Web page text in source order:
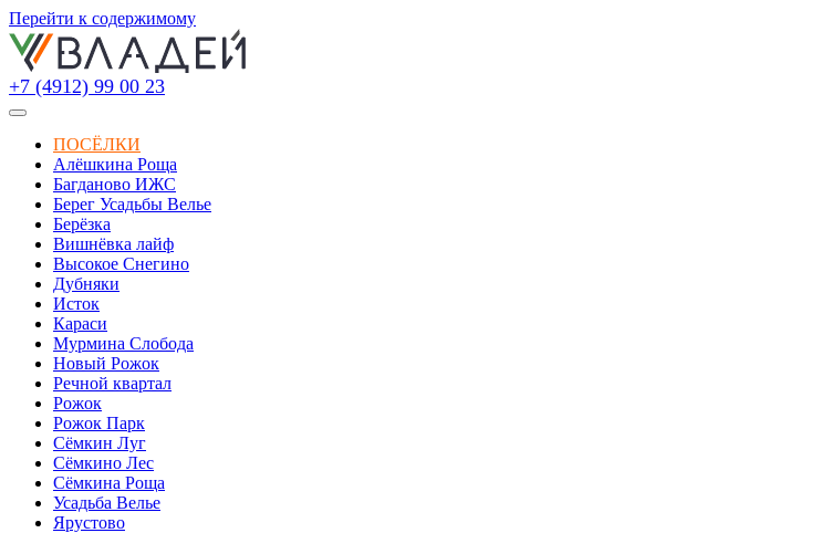
Перейти к содержимому
+7 (4912) 99 00 23
ПОСЁЛКИ
Алёшкина Роща
Багданово ИЖС
Берег Усадьбы Велье
Берёзка
Вишнёвка лайф
Высокое Снегино
Дубняки
Исток
Караси
Мурмина Слобода
Новый Рожок
Речной квартал
Рожок
Рожок Парк
Сёмкин Луг
Сёмкино Лес
Сёмкина Роща
Усадьба Велье
Ярустово